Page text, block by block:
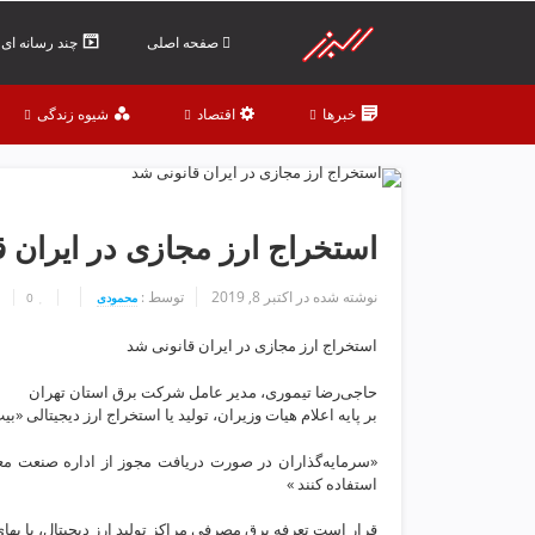
ن
صفحه اصلی چند رسانه ای
خبرها اقتصاد شیوه زندگی
‌استخراج ارز مجازی در
نوشته شده در اکتبر 8, 2019 توسط : محمودی 0
‌استخراج ارز مجازی در ایران قانونی شد
حاجی‌رضا تیموری، مدیر عامل شرکت برق استان تهران
بر پایه اعلام هیات وزیران، تولید یا استخراج ارز
«سرمایه‌گذاران در صورت دریافت مجوز از اداره صنعت
استفاده کنند »
قرار است تعرفه برق مصرفی مراکز تولید ارز دیجیتال، با